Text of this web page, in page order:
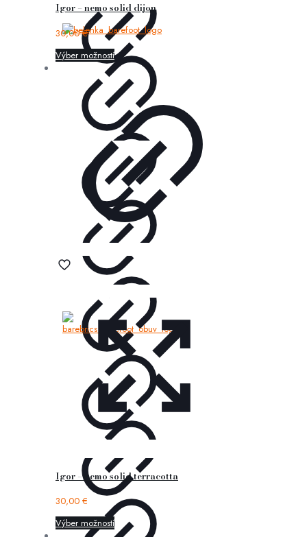
Igor – nemo solid dijon
30,00€
Výber možností
Igor – nemo solid terracotta
30,00 €
Výber možností